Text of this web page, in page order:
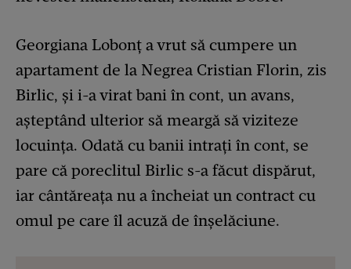
Georgiana Lobonț a vrut să cumpere un
apartament de la Negrea Cristian Florin, zis
Birlic, și i-a virat bani în cont, un avans,
așteptând ulterior să meargă să viziteze
locuința. Odată cu banii intrați în cont, se
pare că poreclitul Birlic s-a făcut dispărut,
iar cântăreața nu a încheiat un contract cu
omul pe care îl acuză de înșelăciune.